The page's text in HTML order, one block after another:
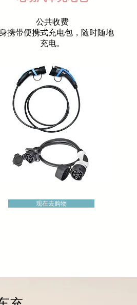
公共收费
携带便携式充电包，随时随地
充电。
现在去购物